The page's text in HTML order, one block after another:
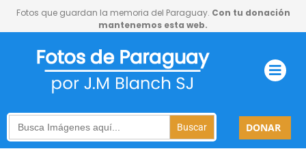
Fotos que guardan la memoria del Paraguay. Con tu donación
mantenemos esta web.
Search
for:
DONAR